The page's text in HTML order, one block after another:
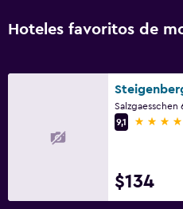
Hoteles favoritos de
9,1
5
$134